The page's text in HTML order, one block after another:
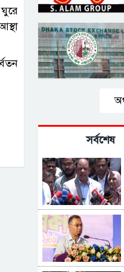
সর্বশেষ